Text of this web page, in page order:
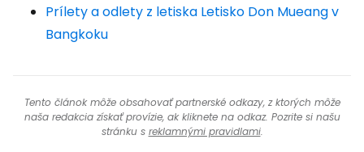
Prílety a odlety z letiska Letisko Don Mueang v
Bangkoku
Tento článok môže obsahovať partnerské odkazy, z ktorých môže
naša redakcia získať provízie, ak kliknete na odkaz. Pozrite si našu
stránku s reklamnými pravidlami.